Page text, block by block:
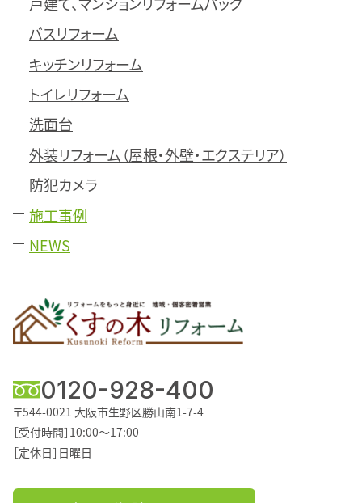
0120-928-400
〒544-0021 大阪市生野区勝山南1-7-4
［受付時間］10:00～17:00
［定休日］日曜日
バスリフォーム
キッチンリフォーム
トイレリフォーム
洗面台
外装リフォーム（屋根・外壁・エクステリア）
防犯カメラ
施工事例
NEWS